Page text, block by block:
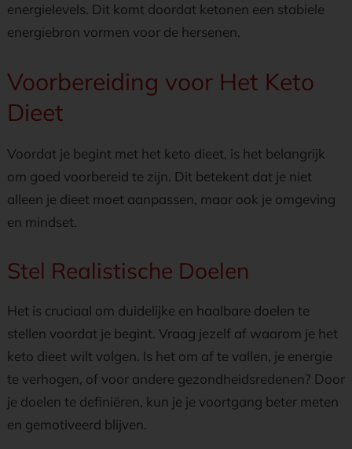
energielevels. Dit komt doordat ketonen een stabiele
energiebron vormen voor de hersenen.
Voorbereiding voor Het Keto
Dieet
Voordat je begint met het keto dieet, is het belangrijk
om goed voorbereid te zijn. Dit betekent dat je niet
alleen je dieet moet aanpassen, maar ook je omgeving
en mindset.
Stel Realistische Doelen
Het is cruciaal om duidelijke en haalbare doelen te
stellen voordat je begint. Vraag jezelf af waarom je het
keto dieet wilt volgen. Is het om af te vallen, je energie
te verhogen, of voor andere gezondheidsredenen? Door
je doelen te definiëren, kun je je voortgang beter meten
en gemotiveerd blijven.